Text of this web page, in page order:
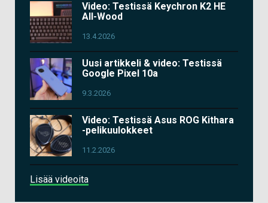
Video: Testissä Keychron K2 HE
All-Wood
13.4.2026
Uusi artikkeli & video: Testissä
Google Pixel 10a
9.3.2026
Video: Testissä Asus ROG Kithara
-pelikuulokkeet
11.2.2026
Lisää videoita